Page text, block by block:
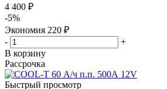
4 400 ₽
-5%
Экономия 220 ₽
-
+
В корзину
Рассрочка
Быстрый просмотр